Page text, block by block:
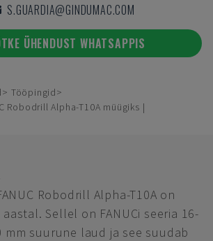
S.GUARDIA@GINDUMAC.COM
ÜHENDUST WHATSAPPIS
Tööpingid
Robodrill Alpha-T10A müügiks |
Robodrill Alpha-T10A on
Sellel on FANUCi seeria 16-
mm suurune laud ja see suudab